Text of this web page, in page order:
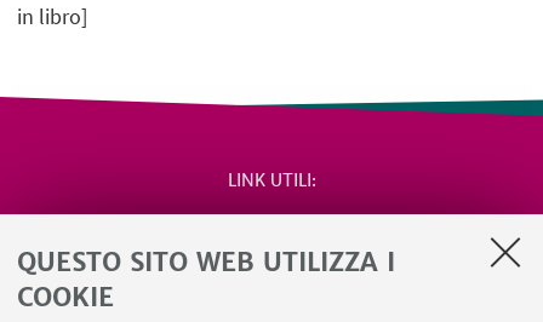
QUESTO SITO WEB UTILIZZA I
COOKIE
in libro]
LINK UTILI
Salute e sicurezza